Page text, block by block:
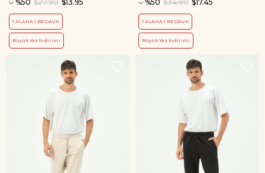
%50
$13.95
$27.90
1 ALANA 1 BEDAVA
Büyük Yaz İndirimi
%50 $17.45
$34.90
1 ALANA 1 BEDAVA
Büyük Yaz İndirimi